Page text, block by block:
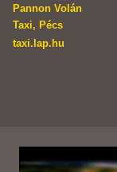
Pannon Volán
Taxi, Pécs
taxi.lap.hu